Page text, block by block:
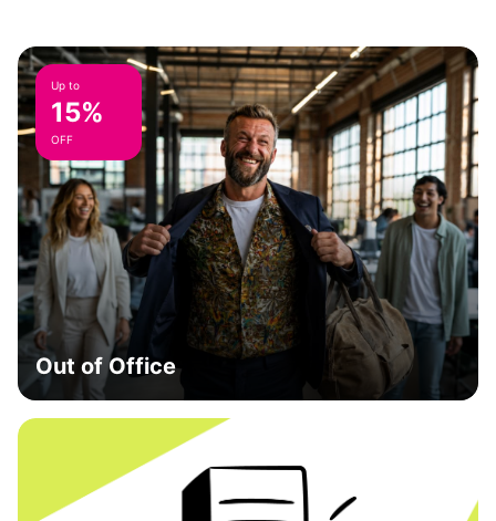
Up to
15%
OFF
Out of Office